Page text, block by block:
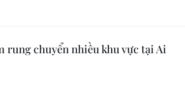
rung chuyển nhiều khu vực tại Ai